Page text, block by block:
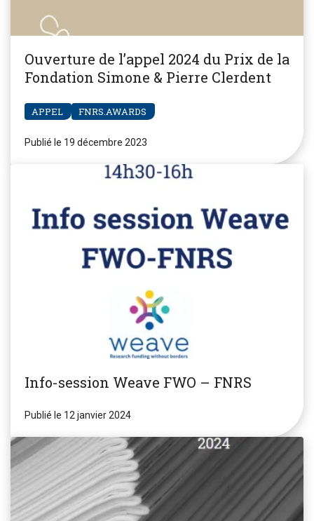
Ouverture de l’appel 2024 du Prix de la
Fondation Simone & Pierre Clerdent
APPEL FNRS.AWARDS
Publié le 19 décembre 2023
Info-session Weave FWO – FNRS
Publié le 12 janvier 2024